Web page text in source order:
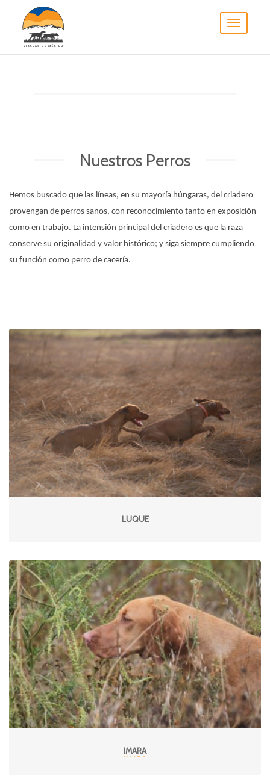
Toggle
Nuestros Perros
Hemos buscado que las líneas, en su mayoría húngaras, del criadero
provengan de perros sanos, con reconocimiento tanto en exposición
como en trabajo. La intensión principal del criadero es que la raza
conserve su originalidad y valor histórico; y siga siempre cumpliendo
su función como perro de cacería.
LUQUE
IMARA